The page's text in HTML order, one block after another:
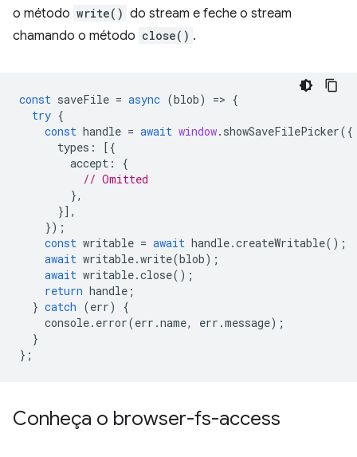
o método write() do stream e feche o stream
chamando o método close() .
const saveFile = async (blob) => {
try {
const handle = await window. showSaveFilePicker({
types :
[{
accept :
{
// Omitted
},
}],
});
const writable = await handle.createWritable();
await writable.write(blob);
await writable.close();
return handle ;
} catch (err)
{
console. error(err .name, err .message);
}
};
Conheça o browser-fs-access